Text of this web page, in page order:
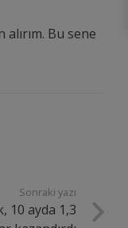
Bu sene
Sonraki yazı
10 ayda 1,3